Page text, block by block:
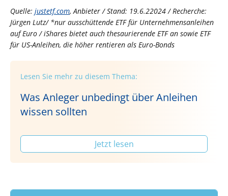
Quelle: justetf.com, Anbieter / Stand: 19.6.22024 / Recherche:
Jürgen Lutz/ *nur ausschüttende ETF für Unternehmensanleihen
auf Euro / iShares bietet auch thesaurierende ETF an sowie ETF
für US-Anleihen, die höher rentieren als Euro-Bonds
Lesen Sie mehr zu diesem Thema:
Was Anleger unbedingt über Anleihen
wissen sollten
Jetzt lesen